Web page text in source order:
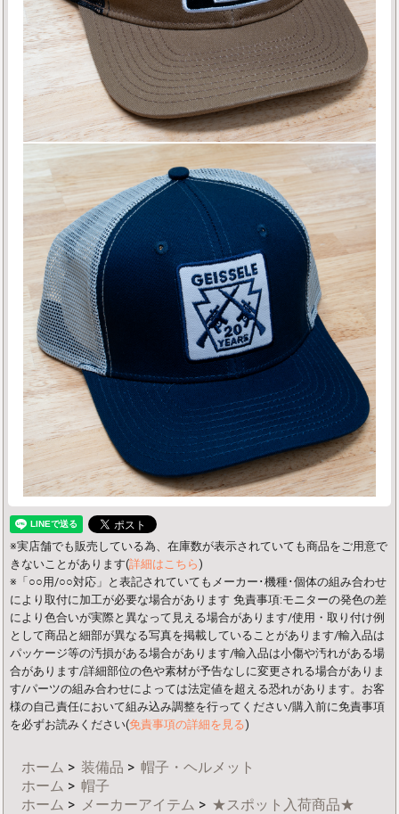
※実店舗でも販売している為、在庫数が表示されていても商品をご用意で
きないことがあります(詳細はこちら)
※「○○用/○○対応」と表記されていてもメーカー･機種･個体の組み合わせ
により取付に加工が必要な場合があります 免責事項:モニターの発色の差
により色合いが実際と異なって見える場合があります/使用・取り付け例
として商品と細部が異なる写真を掲載していることがあります/輸入品は
パッケージ等の汚損がある場合があります/輸入品は小傷や汚れがある場
合があります/詳細部位の色や素材が予告なしに変更される場合がありま
す/パーツの組み合わせによっては法定値を超える恐れがあります。お客
様の自己責任において組み込み調整を行ってください/購入前に免責事項
を必ずお読みください(免責事項の詳細を見る)
ホーム > 装備品 > 帽子・ヘルメット
ホーム > 帽子
ホーム > メーカーアイテム > ★スポット入荷商品★